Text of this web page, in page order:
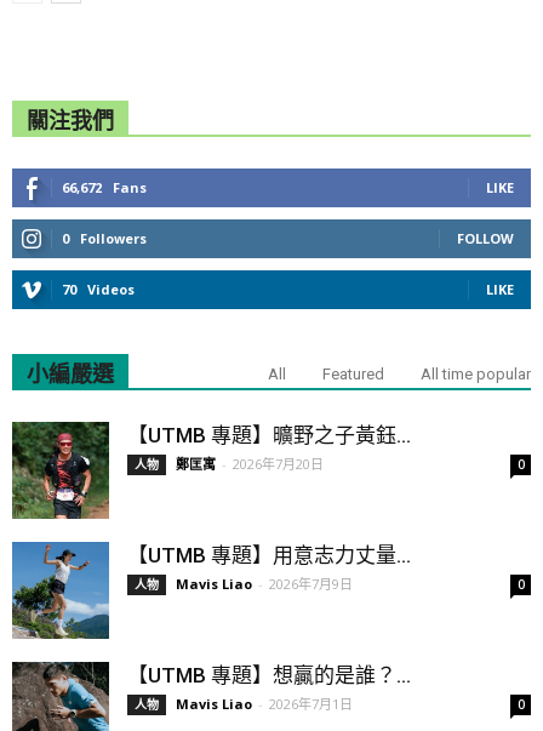
關注我們
66,672 Fans LIKE
0 Followers FOLLOW
70 Videos LIKE
小編嚴選 All Featured All time popular
【UTMB 專題】曠野之子黃鈺...
人物 鄭匡寓 - 2026年7月20日 0
【UTMB 專題】用意志力丈量...
人物 Mavis Liao - 2026年7月9日 0
【UTMB 專題】想贏的是誰？...
人物 Mavis Liao - 2026年7月1日 0